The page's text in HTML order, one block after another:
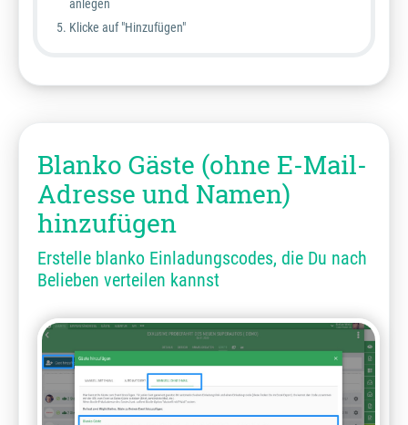
anlegen
Klicke auf "Hinzufügen"
Blanko Gäste (ohne E-Mail-
Adresse und Namen)
hinzufügen
Erstelle blanko Einladungscodes, die Du nach
Belieben verteilen kannst